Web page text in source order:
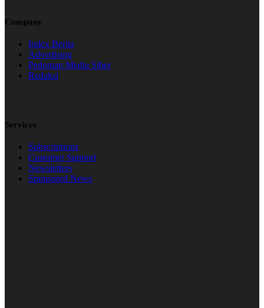
Company
Index Berita
Advertising
Pedoman Media Siber
Redaksi
Services
Subscriptions
Customer Support
Newsletters
Sponsored News